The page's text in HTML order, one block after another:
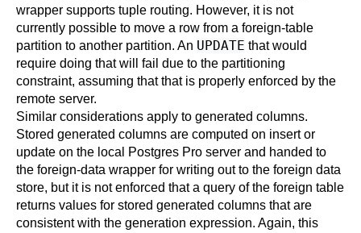
wrapper supports tuple routing. However, it is not
currently possible to move a row from a foreign-table
partition to another partition. An UPDATE that would
require doing that will fail due to the partitioning
constraint, assuming that that is properly enforced by the
remote server.
Similar considerations apply to generated columns.
Stored generated columns are computed on insert or
update on the local
Postgres Pro server and handed to
the foreign-data wrapper for writing out to the foreign data
store, but it is not enforced that a query of the foreign table
returns values for stored generated columns that are
consistent with the generation expression. Again, this